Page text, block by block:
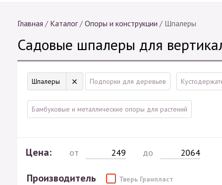
Главная / Каталог / Опоры и конструкции / Шпалеры
Садовые шпалеры для
Шпалеры Подпорки для деревьев
Бамбуковые и металлические опоры для растений
Цена: от до
Производитель Тверь Гранпласт